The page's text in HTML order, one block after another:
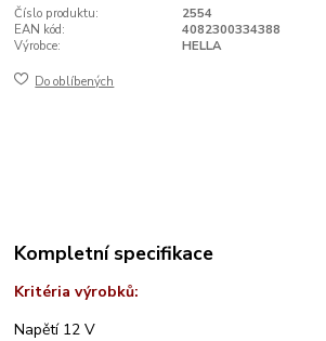
Číslo produktu:
2554
EAN kód:
4082300334388
Výrobce:
HELLA
Do oblíbených
Kompletní specifikace
Kritéria výrobků:
Napětí 12 V